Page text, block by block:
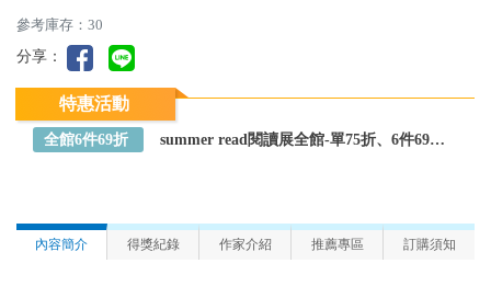
參考庫存：30
分享：
特惠活動
全館6件69折 summer read閱讀展全館-單75折、6件69折～全館任選
內容簡介 得獎紀錄 作家介紹 推薦專區 訂購須知